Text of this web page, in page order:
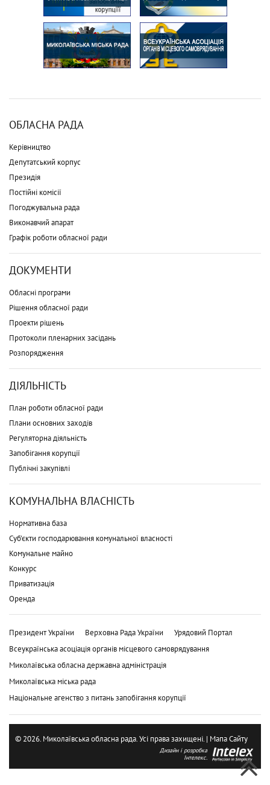
ОБЛАСНА РАДА
Керівництво
Депутатський корпус
Президія
Постійні комісії
Погоджувальна рада
Виконавчий апарат
Графік роботи обласної ради
ДОКУМЕНТИ
Обласні програми
Рішення обласної ради
Проекти рішень
Протоколи пленарних засідань
Розпорядження
ДІЯЛЬНІСТЬ
План роботи обласної ради
Плани основних заходів
Регуляторна діяльність
Запобігання корупції
Публічні закупівлі
КОМУНАЛЬНА ВЛАСНІСТЬ
Нормативна база
Суб'єкти господарювання комунальної власності
Комунальне майно
Конкурс
Приватизація
Оренда
Президент України Верховна Рада України
Урядовий Портал
Всеукраїнська асоціація органів місцевого самоврядування
Миколаївська обласна державна адміністрація
Миколаївська міська рада
Національне агенство з питань запобігання корупції
© 2026. Миколаївська обласна рада. Усі права захищені. | Мапа Сайту
Дизайн і розробка
Інтелекс.